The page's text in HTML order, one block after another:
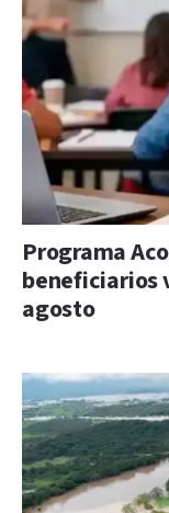
Programa
beneficiarios
agosto